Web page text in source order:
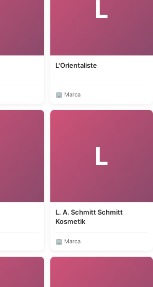
L
L'Orientaliste
🏢 Marca
L
L. A. Schmitt Schmitt
Kosmetik
🏢 Marca